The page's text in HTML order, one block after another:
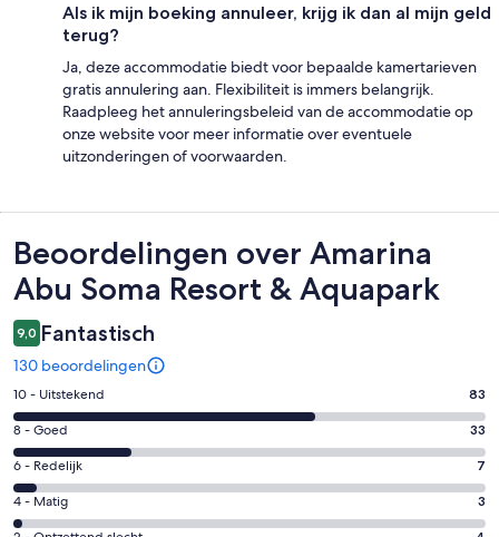
Als ik mijn boeking annuleer, krijg ik dan al mijn geld
terug?
Ja, deze accommodatie biedt voor bepaalde kamertarieven
gratis annulering aan. Flexibiliteit is immers belangrijk.
Raadpleeg het annuleringsbeleid van de accommodatie op
onze website voor meer informatie over eventuele
uitzonderingen of voorwaarden.
Beoordelingen
Beoordelingen over Amarina
Abu Soma Resort & Aquapark
9,0 Fantastisch
130 beoordelingen
Gastenscore:
10
-
Uitstekend.
83
van
10 - Uitstekend 83
Gastenscore:
8
-
Goed.
33
8 - Goed 33
Gastenscore:
6
-
6 - Redelijk 7
Gastenscore:
4
4 - Matig 3